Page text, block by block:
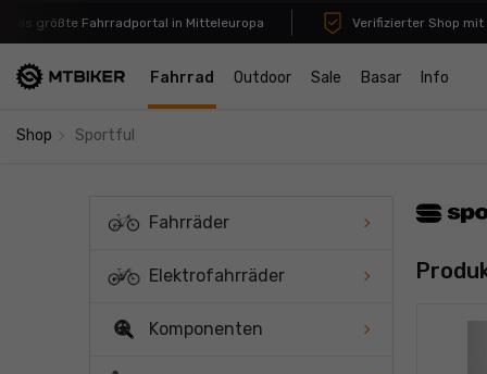
größte Fahrradportal in Mitteleuropa Verifizierter Shop mit
Fahrrad Outdoor Sale Basar Info
Shop Sportful
Fahrräder
Elektrofahrräder
Komponenten